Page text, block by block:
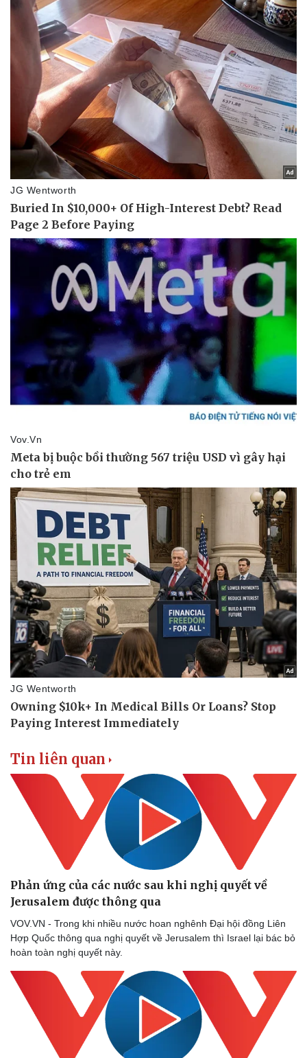
Pháp luật
Vụ án
Tin nóng
Tư vấn luật
Quân sự - Quốc phòng
Vũ khí
Việt Nam
Phân tích
Tin liên quan
Phản ứng của các nước sau khi nghị quyết về
Jerusalem được thông qua
VOV.VN - Trong khi nhiều nước hoan nghênh Đại hội đồng Liên
Hợp Quốc thông qua nghị quyết về Jerusalem thì Israel lại bác bỏ
hoàn toàn nghị quyết này.